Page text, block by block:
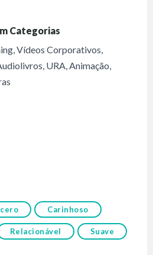
Categorias
,Vídeos Corporativos,
, URA,Animação,
Carinhoso
Relacionável Suave